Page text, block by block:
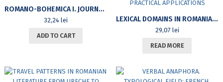
ROMANO-BOHEMICA I. JOURNAL FOR CENTRAL EUROPEAN STUDIES
32,24 lei
ADD TO CART
LEXICAL DOMAINS IN ROMANIAN. THEORETICAL PROBLEMS AND PRACTICAL APPLICATIONS
29,07 lei
READ MORE